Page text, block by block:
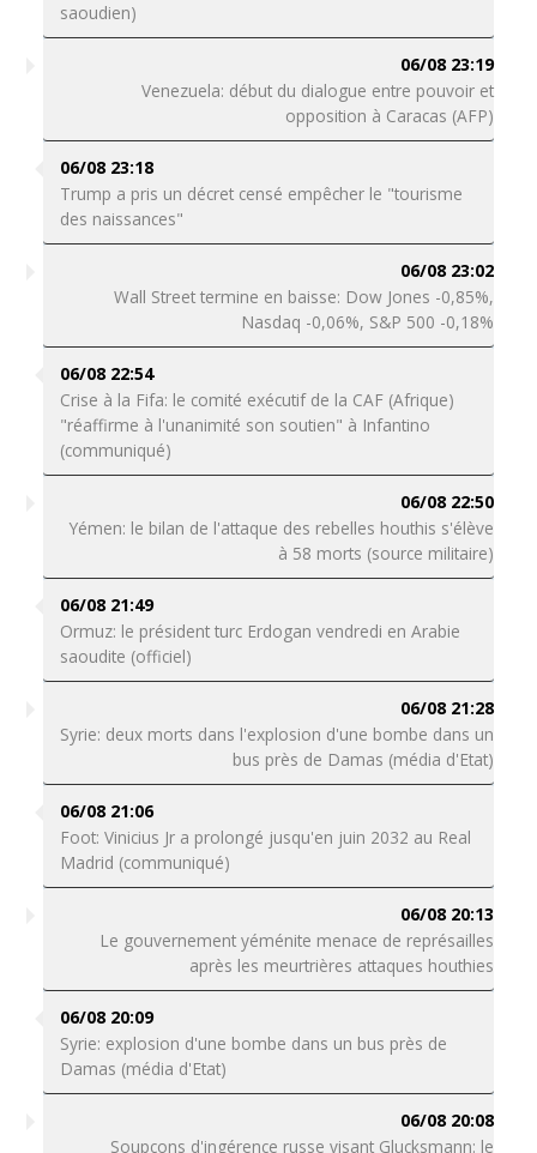
saoudien)
06/08 23:19
Venezuela: début du dialogue entre pouvoir et
opposition à Caracas (AFP)
06/08 23:18
Trump a pris un décret censé empêcher le "tourisme
des naissances"
06/08 23:02
Wall Street termine en baisse: Dow Jones -0,85%,
Nasdaq -0,06%, S&P 500 -0,18%
06/08 22:54
Crise à la Fifa: le comité exécutif de la CAF (Afrique)
"réaffirme à l'unanimité son soutien" à Infantino
(communiqué)
06/08 22:50
Yémen: le bilan de l'attaque des rebelles houthis s'élève
à 58 morts (source militaire)
06/08 21:49
Ormuz: le président turc Erdogan vendredi en Arabie
saoudite (officiel)
06/08 21:28
Syrie: deux morts dans l'explosion d'une bombe dans un
bus près de Damas (média d'Etat)
06/08 21:06
Foot: Vinicius Jr a prolongé jusqu'en juin 2032 au Real
Madrid (communiqué)
06/08 20:13
Le gouvernement yéménite menace de représailles
après les meurtrières attaques houthies
06/08 20:09
Syrie: explosion d'une bombe dans un bus près de
Damas (média d'Etat)
06/08 20:08
Soupçons d'ingérence russe visant Glucksmann: le